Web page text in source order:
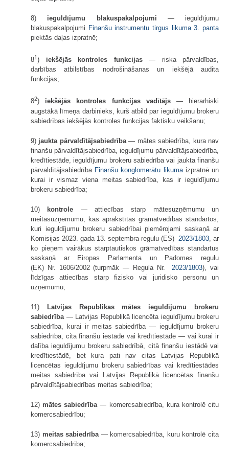
8) ieguldījumu blakuspakalpojumi — ieguldījumu
blakuspakalpojumi Finanšu instrumentu tirgus likuma 3. panta
piektās daļas izpratnē;
81) iekšējās kontroles funkcijas— riska pārvaldības,
darbības atbilstības nodrošināšanas un iekšējā audita
funkcijas;
82) iekšējās kontroles funkcijas vadītājs— hierarhiski
augstākā līmeņa darbinieks, kurš atbild par ieguldījumu brokeru
sabiedrības iekšējās kontroles funkcijas faktisku veikšanu;
9) jaukta pārvaldītājsabiedrība— mātes sabiedrība, kura nav
finanšu pārvaldītājsabiedrība, ieguldījumu pārvaldītājsabiedrība,
kredītiestāde, ieguldījumu brokeru sabiedrība vai jaukta finanšu
pārvaldītājsabiedrība Finanšu konglomerātu likumaizpratnē un
kurai ir vismaz viena meitas sabiedrība, kas ir ieguldījumu
brokeru sabiedrība;
10) kontrole — attiecības starp mātesuzņēmumu un
meitasuzņēmumu, kas aprakstītas grāmatvedības standartos,
kuri ieguldījumu brokeru sabiedrībai piemērojami saskaņā ar
Komisijas 2023. gada 13. septembra regulu (ES) 2023/1803 , ar
ko pieņem vairākus starptautiskos grāmatvedības standartus
saskaņā ar Eiropas Parlamenta un Padomes regulu
(EK) Nr. 1606/2002 (turpmāk — Regula Nr. 2023/1803), vai
līdzīgas attiecības starp fizisko vai juridisko personu un
uzņēmumu;
11)
Latvijas Republikas mātes ieguldījumu brokeru
sabiedrība — Latvijas Republikā licencēta ieguldījumu brokeru
sabiedrība, kurai ir meitas sabiedrība — ieguldījumu brokeru
sabiedrība, cita finanšu iestāde vai kredītiestāde — vai kurai ir
dalība ieguldījumu brokeru sabiedrībā, citā finanšu iestādē vai
kredītiestādē, bet kura pati nav citas Latvijas Republikā
licencētas ieguldījumu brokeru sabiedrības vai kredītiestādes
meitas sabiedrība vai Latvijas Republikā licencētas finanšu
pārvaldītājsabiedrības meitas sabiedrība;
12) mātes sabiedrība — komercsabiedrība, kura kontrolē citu
komercsabiedrību;
13) meitas sabiedrība — komercsabiedrība, kuru kontrolē cita
komercsabiedrība;